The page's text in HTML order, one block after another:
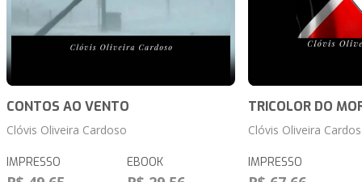
CONTOS AO VENTO
Clóvis Oliveira Cardoso
IMPRESSO EBOOK
TRICOLOR DO
Clóvis Oliveira
IMPRESSO